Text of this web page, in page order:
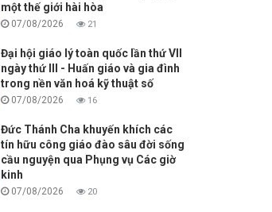
một thế giới hài hòa
07/08/2026 21
Đại hội giáo lý toàn quốc lần thứ VII
ngày thứ III - Huấn giáo và gia đình
trong nền văn hoá kỹ thuật số
07/08/2026 16
Đức Thánh Cha khuyến khích các
tín hữu công giáo đào sâu đời sống
cầu nguyện qua Phụng vụ Các giờ
kinh
07/08/2026 20